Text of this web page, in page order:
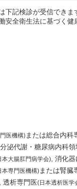
下記検診が受信できま
安全衛生法に基づく
医機構) または総合内科
泌代謝・糖尿病内科
本大腸肛門病学会) 消化
本専門医機構) または腎臓
透析専門医(日本透析医学